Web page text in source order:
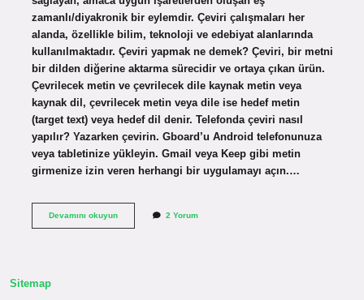
zamanlı/diyakronik bir eylemdir. Çeviri çalışmaları her
alanda, özellikle bilim, teknoloji ve edebiyat alanlarında
kullanılmaktadır. Çeviri yapmak ne demek? Çeviri, bir metni
bir dilden diğerine aktarma sürecidir ve ortaya çıkan ürün.
Çevrilecek metin ve çevrilecek dile kaynak metin veya
kaynak dil, çevrilecek metin veya dile ise hedef metin
(target text) veya hedef dil denir. Telefonda çeviri nasıl
yapılır? Yazarken çevirin. Gboard’u Android telefonunuza
veya tabletinize yükleyin. Gmail veya Keep gibi metin
girmenize izin veren herhangi bir uygulamayı açın.…
Devamını okuyunÇeviri
2 Yorum
Sitemap